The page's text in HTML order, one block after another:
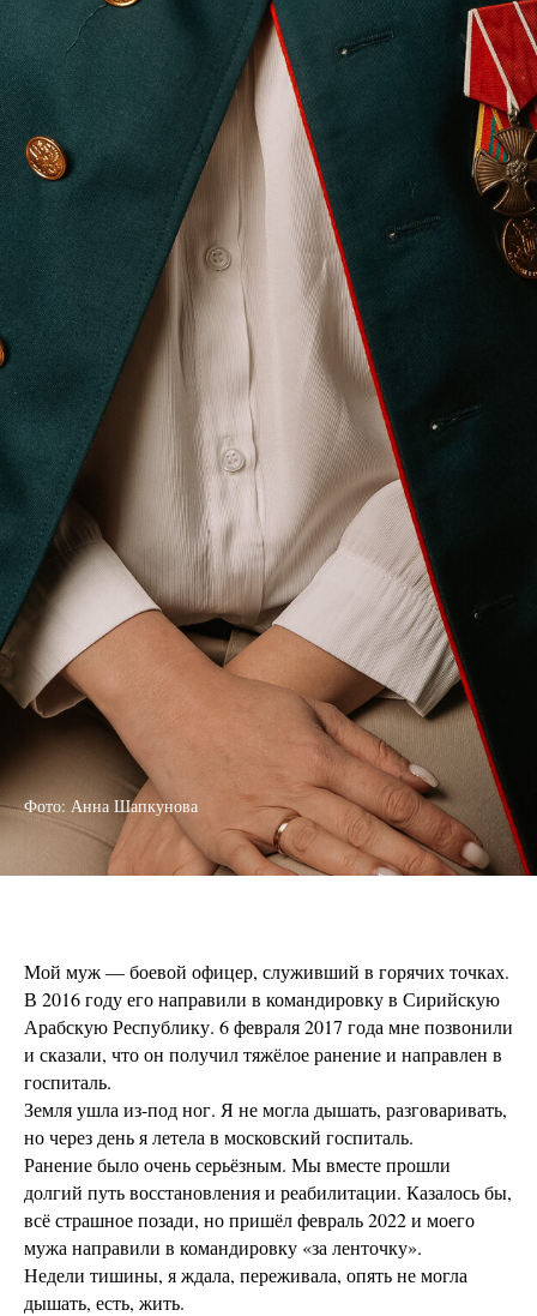
Фото: Анна Шапкунова
Мой муж — боевой офицер, служивший в горячих точках.
В 2016 году его направили в командировку в Сирийскую
Арабскую Республику. 6 февраля 2017 года мне позвонили
и сказали, что он получил тяжёлое ранение и направлен в
госпиталь.
Земля ушла из-под ног. Я не могла дышать, разговаривать,
но через день я летела в московский госпиталь.
Ранение было очень серьёзным. Мы вместе прошли
долгий путь восстановления и реабилитации. Казалось бы,
всё страшное позади, но пришёл февраль 2022 и моего
мужа направили в командировку «за ленточку».
Недели тишины, я ждала, переживала, опять не могла
дышать, есть, жить.